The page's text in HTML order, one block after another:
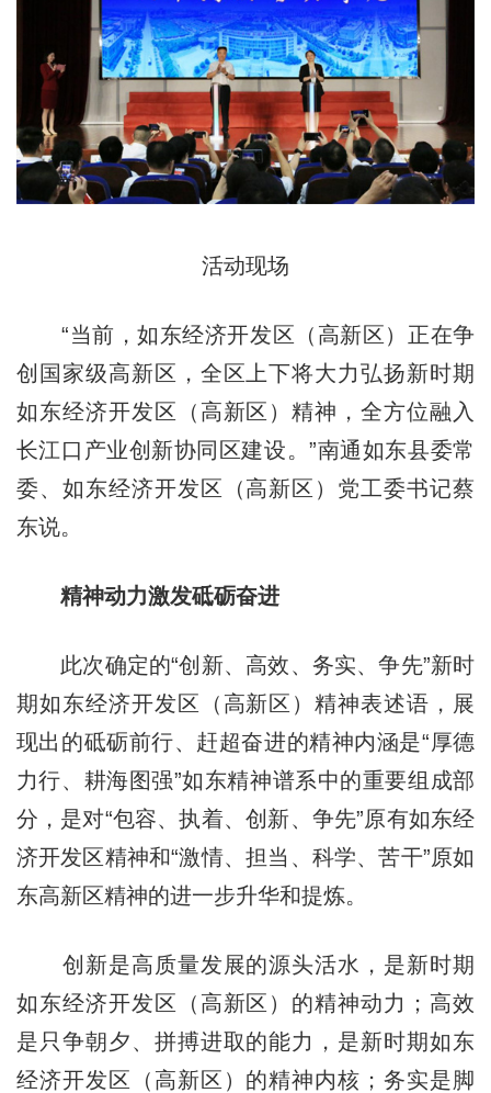
活动现场
“当前，如东经济开发区（高新区）正在争
创国家级高新区，全区上下将大力弘扬新时期
如东经济开发区（高新区）精神，全方位融入
长江口产业创新协同区建设。”南通如东县委常
委、如东经济开发区（高新区）党工委书记蔡
东说。
精神动力激发砥砺奋进
此次确定的“创新、高效、务实、争先”新时
期如东经济开发区（高新区）精神表述语，展
现出的砥砺前行、赶超奋进的精神内涵是“厚德
力行、耕海图强”如东精神谱系中的重要组成部
分，是对“包容、执着、创新、争先”原有如东经
济开发区精神和“激情、担当、科学、苦干”原如
东高新区精神的进一步升华和提炼。
创新是高质量发展的源头活水，是新时期
如东经济开发区（高新区）的精神动力；高效
是只争朝夕、拼搏进取的能力，是新时期如东
经济开发区（高新区）的精神内核；务实是脚